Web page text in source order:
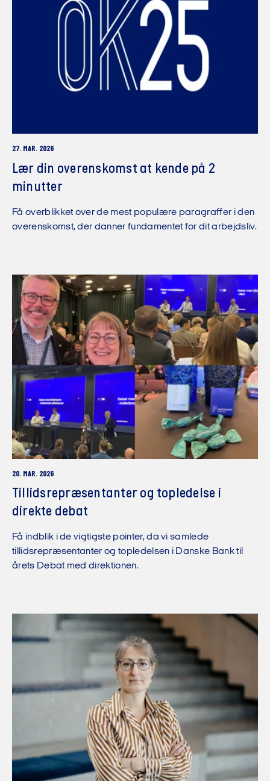
27. MAR. 2026
Lær din overenskomst at kende på 2
minutter
Få overblikket over de mest populære paragraffer i den
overenskomst, der danner fundamentet for dit arbejdsliv.
20. MAR. 2026
Tillidsrepræsentanter og topledelse i
direkte debat
Få indblik i de vigtigste pointer, da vi samlede
tillidsrepræsentanter og topledelsen i Danske Bank til
årets Debat med direktionen.